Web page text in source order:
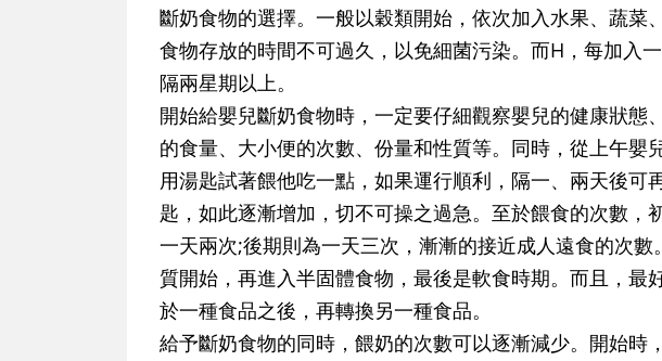
斷奶食物的選擇。一般以穀類開始，依次加入水果、蔬菜
食物存放的時間不可過久，以免細菌污染。而H，每加入
隔兩星期以上。
開始給嬰兒斷奶食物時，一定要仔細觀察嬰兒的健康狀態
的食量、大小便的次數、份量和性質等。同時，從上午嬰
用湯匙試著餵他吃一點，如果運行順利，隔一、兩天後可
匙，如此逐漸增加，切不可操之過急。至於餵食的次數，
一天兩次;後期則為一天三次，漸漸的接近成人遠食的次
質開始，再進入半固體食物，最後是軟食時期。而且，最
於一種食品之後，再轉換另一種食品。
給予斷奶食物的同時，餵奶的次數可以逐漸減少。開始時